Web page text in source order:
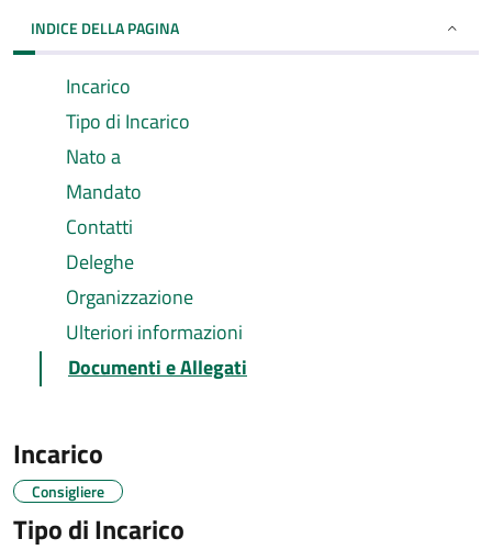
INDICE DELLA PAGINA
Incarico
Tipo di Incarico
Nato a
Mandato
Contatti
Deleghe
Organizzazione
Ulteriori informazioni
Documenti e Allegati
Incarico
Consigliere
Tipo di Incarico